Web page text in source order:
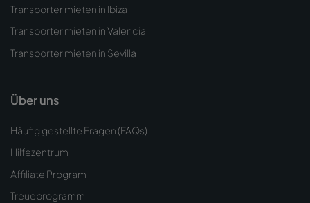
Transporter mieten in Ibiza
Transporter mieten in Valencia
Transporter mieten in Sevilla
Über uns
Häufig gestellte Fragen (FAQs)
Hilfezentrum
Affiliate Program
Treueprogramm